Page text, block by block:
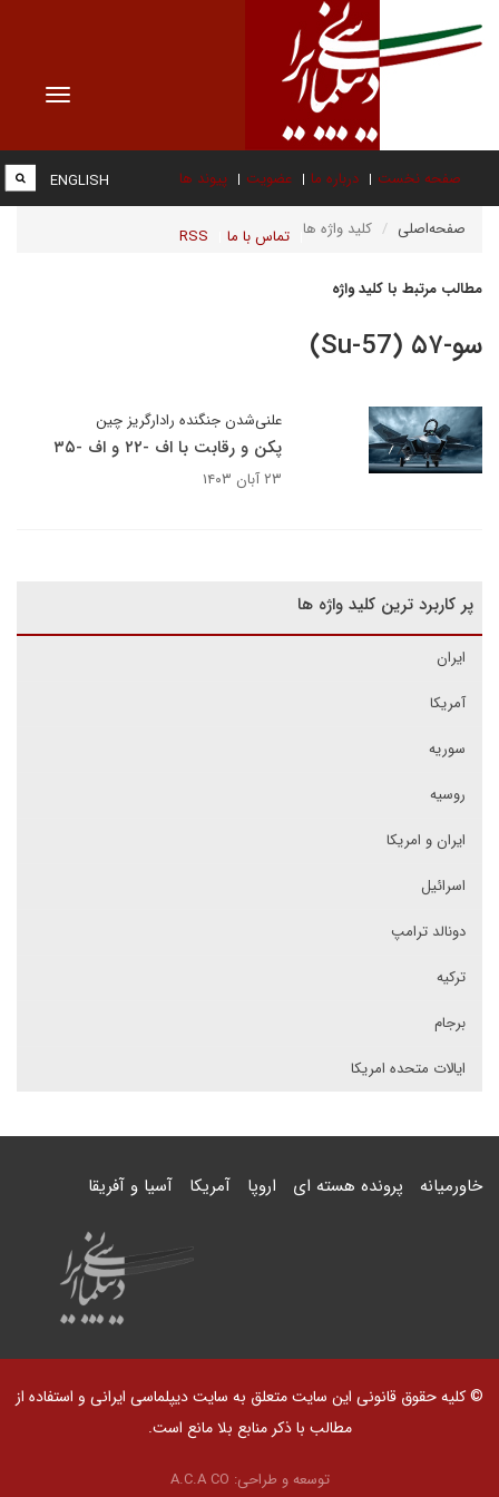
Toggle
صفحه نخست درباره ما عضویت پیوند ها
تماس با ما RSS
ENGLISH
صفحه‌اصلی کلید واژه ها
مطالب مرتبط با کلید واژه
سو‌-۵۷ (Su-57)
علنی‌شدن جنگنده رادار‌گریز چین
پکن و رقابت با اف -۲۲ و اف -۳۵
۲۳ آبان ۱۴۰۳
پر کاربرد ترین کلید واژه ها
ایران
آمریکا
سوریه
روسیه
ایران و امریکا
اسرائیل
دونالد ترامپ
ترکیه
برجام
ایالات متحده امریکا
خاورمیانه پرونده هسته ای اروپا آمریکا آسیا و آفریقا
© کلیه حقوق قانونی این سایت متعلق به سایت دیپلماسی ایرانی و استفاده از
مطالب با ذکر منابع بلا مانع است.
توسعه و طراحی: A.C.A CO